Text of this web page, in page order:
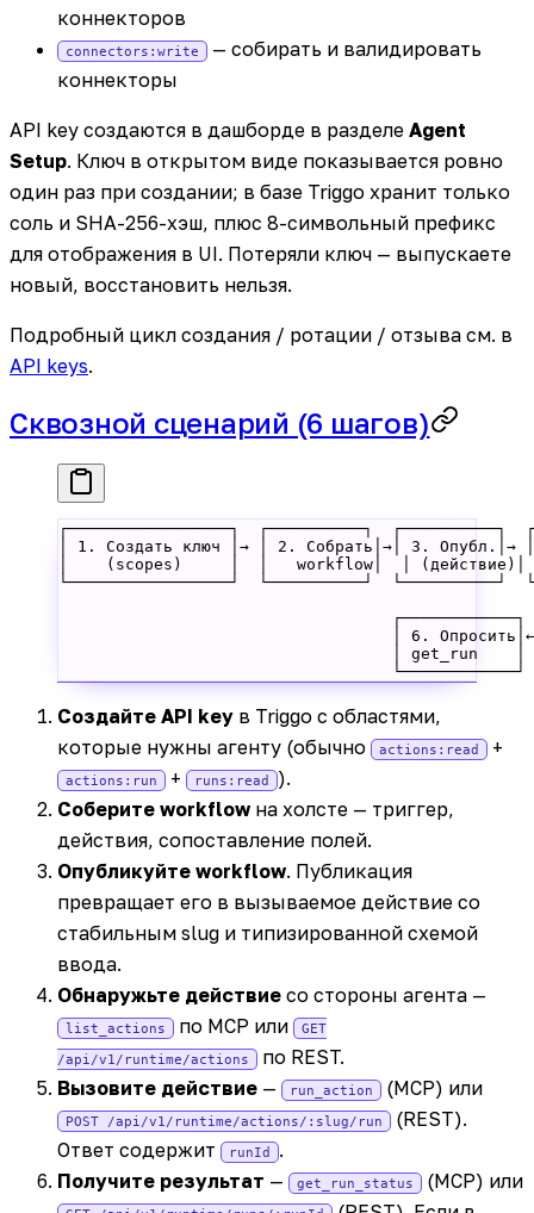
коннекторов
connectors:write
— собирать и валидировать
коннекторы
API key создаются в дашборде в разделе Agent
Setup. Ключ в открытом виде показывается ровно
один раз при создании; в базе Triggo хранит только
соль и SHA-256-хэш, плюс 8-символьный префикс
для отображения в UI. Потеряли ключ — выпускаете
новый, восстановить нельзя.
Подробный цикл создания / ротации / отзыва см. в
API keys.
Сквозной сценарий (6 шагов)
┌─────────────────┐  ┌──────────┐  ┌──────────┐
│ 1. Создать ключ │→ │ 2. Собрать│→│ 3. Опубл.│→
│    (scopes)     │  │   workflow│  │
└─────────────────┘  └──────────┘  └──────────┘
┌────────────┐
│ 6.
│ get_run    │
└────────────┘
Создайте API key в Triggo с областями,
которые нужны агенту (обычно
actions:read +
actions:run + runs:read
).
Соберите workflow на холсте — триггер,
действия, сопоставление полей.
Опубликуйте workflow. Публикация
превращает его в вызываемое действие со
стабильным slug и типизированной схемой
ввода.
Обнаружьте действие со стороны агента —
list_actions по MCP или
GET
/api/v1/runtime/actions
по REST.
Вызовите действие — run_action (MCP) или
POST /api/v1/runtime/actions/:slug/run
(REST).
Ответ содержит
runId
.
Получите результат — get_run_status (MCP) или